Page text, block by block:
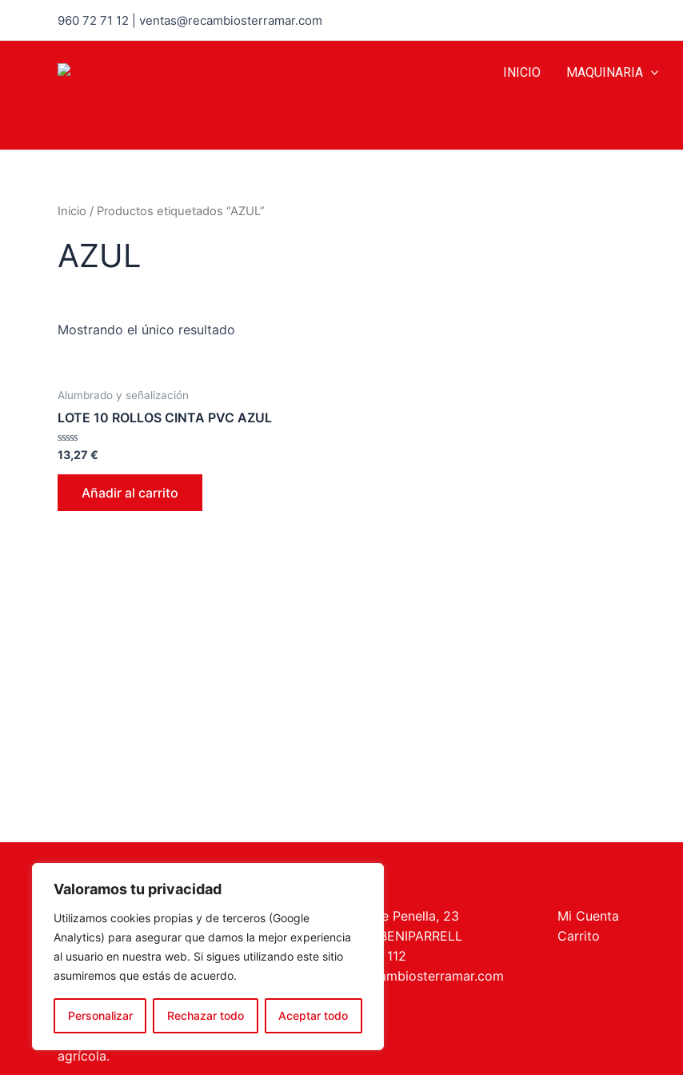
Valoramos tu privacidad
Utilizamos cookies propias y de terceros (Google
Analytics) para asegurar que damos la mejor experiencia
al usuario en nuestra web. Si sigues utilizando este sitio
asumiremos que estás de acuerdo.
Personalizar Rechazar todo Aceptar todo
960 72 71 12 | ventas@recambiosterramar.com
INICIO MAQUINARIA
Inicio / Productos etiquetados “AZUL”
AZUL
Mostrando el único resultado
Alumbrado y señalización
LOTE 10 ROLLOS CINTA PVC AZUL
Valorado
en
0
13,27 €
Añadir al carrito
Terramar Agrosoluciones
especialistas en venta de
maquinaria, recambios y
accesorios agrícolas, con una
amplia experiencia en el sector.
tenemos la solución más
completa para el porfesional
agrícola.
Camí Font de Penella, 23
C.P. 46469 BENIPARRELL
Tel. 960 727 112
ventas@recambiosterramar.com
Mi Cuenta
Carrito